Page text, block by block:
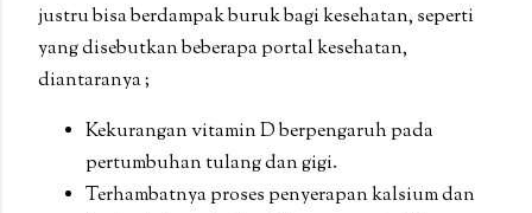
justru bisa berdampak buruk bagi kesehatan, seperti
yang disebutkan beberapa portal kesehatan,
diantaranya ;
Kekurangan vitamin D berpengaruh pada
pertumbuhan tulang dan gigi.
Terhambatnya proses penyerapan kalsium dan